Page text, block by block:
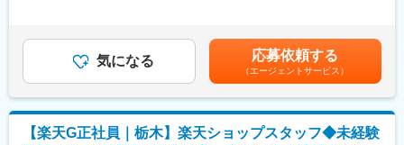
◇事業づくりに携われるやりがい
後発キャリアならではの柔軟で風通しの良い文化があり、改善提
案や企画が運営に反映されやすい環境です。
■キャリアパス：
現場からキャリアをスタートし、単店舗だけでなく複数店舗を統
括するスーパーバイザー（RSV）や、担当エリアの方針策定を行
・新規契約・機種変更の受付および提案
・料金プラン、楽天ポイント活用、楽天カード、各種サービスの
案内
・スマホの初期設定・データ移行サポート
・問い合わせ対応
気になる 応募依頼する
（エージェントサービス）
【楽天G正社員｜栃木】楽天ショップスタッフ◆未経験